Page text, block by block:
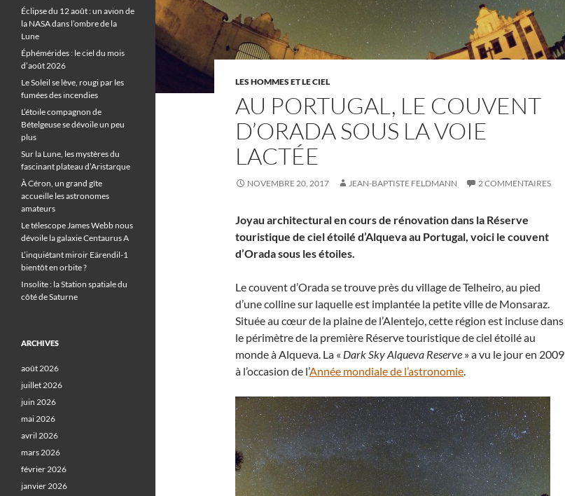
LES HOMMES ET LE CIEL
AU PORTUGAL, LE COUVENT
D’ORADA SOUS LA VOIE
LACTÉE
NOVEMBRE 20, 2017 JEAN-BAPTISTE FELDMANN 2 COMMENTAIRES
Joyau architectural en cours de rénovation dans la Réserve
touristique de ciel étoilé d’Alqueva au Portugal, voici le couvent
d’Orada sous les étoiles.
Le couvent d’Orada se trouve près du village de Telheiro, au pied
d’une colline sur laquelle est implantée la petite ville de Monsaraz.
Située au cœur de la plaine de l’Alentejo, cette région est incluse dans
le périmètre de la première Réserve touristique de ciel étoilé au
monde à Alqueva. La « Dark Sky Alqueva Reserve » a vu le jour en 2009
à l’occasion de l’Année mondiale de l’astronomie.
Éclipse du 12 août : un avion de
la NASA dans l’ombre de la
Lune
Éphémérides : le ciel du mois
d’août 2026
Le Soleil se lève, rougi par les
fumées des incendies
L’étoile compagnon de
Bételgeuse se dévoile un peu
plus
Sur la Lune, les mystères du
fascinant plateau d’Aristarque
À Céron, un grand gîte
accueille les astronomes
amateurs
Le télescope James Webb nous
dévoile la galaxie Centaurus A
L’inquiétant miroir Eärendil-1
bientôt en orbite ?
Insolite : la Station spatiale du
côté de Saturne
ARCHIVES
août 2026
juillet 2026
juin 2026
mai 2026
avril 2026
mars 2026
février 2026
janvier 2026